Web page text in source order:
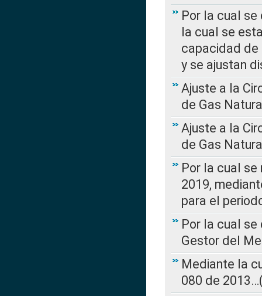
Por la cual se
la cual se
capacidad de
y se ajustan
Ajuste a la
de Gas
Ajuste a la
de Gas
Por la cual se
2019,
para el
Por la cual
Gestor del
Mediante la
080 de